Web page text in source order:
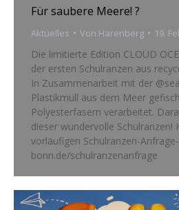
Für saubere Meere! ?
Aktuelles Von Harenberg 19.
Die limitierte Edition CLOUD
der ersten Schulranzen aus
In Zusammenarbeit mit der
Plastikmüll aus dem Meer
Polyesterfasern verarbeitet.
dieser wundervolle Schulranzen!
vorläufigen Schulranzen-
bonn.de/schulranzenanfrage